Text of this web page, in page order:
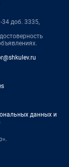
доб. 3335,
данных и